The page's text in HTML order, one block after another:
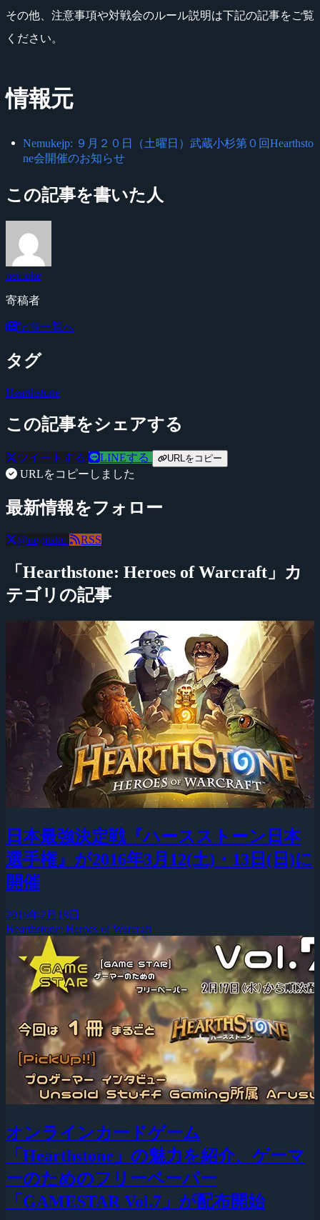
その他、注意事項や対戦会のルール説明は下記の記事をご覧
ください。
情報元
Nemukejp: ９月２０日（土曜日）武蔵小杉第０回Hearthsto
ne会開催のお知らせ
この記事を書いた人
nemuke
寄稿者
記事一覧へ
タグ
Hearthstone
この記事をシェアする
ツイートする LINEする URLをコピー
URLをコピーしました
最新情報をフォロー
@negitaku RSS
「Hearthstone: Heroes of Warcraft」カ
テゴリの記事
日本最強決定戦『ハースストーン日本
選手権』が2016年3月12(土)・13日(日)に
開催
2016年2月18日
Hearthstone: Heroes of Warcraft
オンラインカードゲーム
「Hearthstone」の魅力を紹介、ゲーマ
ーのためのフリーペーパー
「GAMESTAR Vol.7」が配布開始